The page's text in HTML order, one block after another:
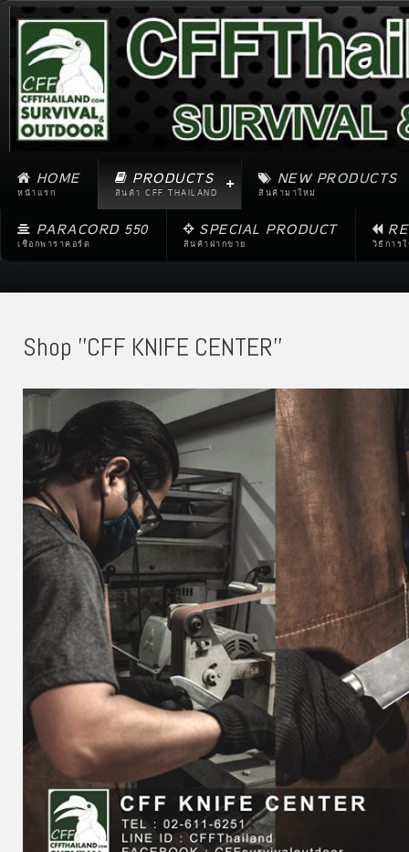
HOME
หน้าแรก
PRODUCTS
สินค้า CFF THAILAND
NEW PRODUCTS
สินค้ามาใหม่
PARACORD 550
เชือกพาราคอร์ด
SPECIAL PRODUCT
สินค้าฝากขาย วิธีการ
Shop ''CFF KNIFE CENTER''